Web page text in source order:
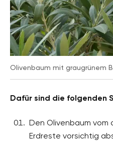
Olivenbaum mit graugrünem
Dafür sind die folgenden
Den Olivenbaum
Erdreste vorsichtig